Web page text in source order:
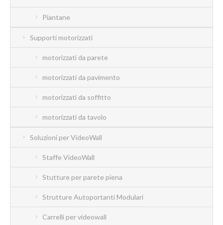
Piantane
Supporti motorizzati
motorizzati da parete
motorizzati da pavimento
motorizzati da soffitto
motorizzati da tavolo
Soluzioni per VideoWall
Staffe VideoWall
Stutture per parete piena
Strutture Autoportanti Modulari
Carrelli per videowall